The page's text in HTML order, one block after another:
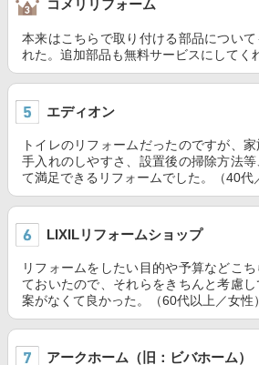
コメリリフォーム
本来はこちらで取り付ける部品について
れた。追加部品も無料サービスにしてく
エディオン
トイレのリフォームだったのですが、家
手入れのしやすさ、設置後の掃除方法
て満足できるリフォームでした。（40代
LIXILリフォームショップ
リフォームをしたい目的や予算などこ
ておいたので、それらをきちんと考慮
案がなくて良かった。（60代以上／女性）
アークホーム（旧：ビバホーム）